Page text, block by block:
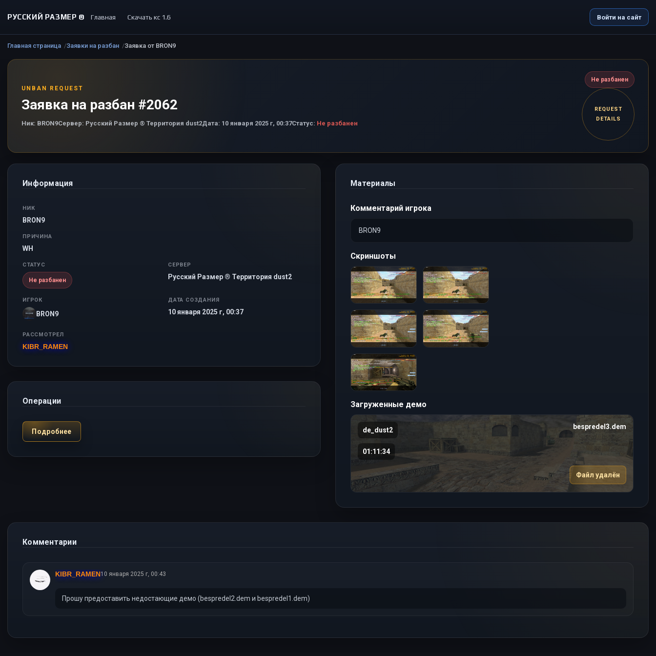
РУССКИЙ РАЗМЕР © Главная Скачать кс 1.6 Войти на сайт
Главная страница Заявки на разбан Заявка от BRON9
UNBAN REQUEST
Заявка на разбан #2062
Ник: BRON9Сервер: Русский Размер ® Территория dust2Дата: 10 января 2025 г, 00:37Статус: Не разбанен
Не разбанен
REQUEST
DETAILS
Информация
НИК
BRON9
ПРИЧИНА
WH
СТАТУС
Не разбанен
СЕРВЕР
Русский Размер ® Территория dust2
ИГРОК
BRON9
ДАТА СОЗДАНИЯ
10 января 2025 г, 00:37
РАССМОТРЕЛ
KIBR_RAMEN
Операции
Подробнее
Материалы
Комментарий игрока
BRON9
Скриншоты
Загруженные демо
bespredel3.dem
de_dust2
01:11:34
Файл удалён
Комментарии
KIBR_RAMEN10 января 2025 г, 00:43
Прошу предоставить недостающие демо (bespredel2.dem и bespredel1.dem)